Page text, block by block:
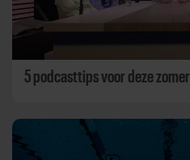
5 podcasttips voor deze zomer